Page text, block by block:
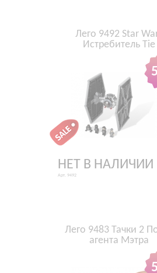
Лего 9492 Star
Истребитель Tie
НЕТ В НАЛИЧИИ
Арт. 9492
Лего 9483 Тачки 2
агента Мэтра